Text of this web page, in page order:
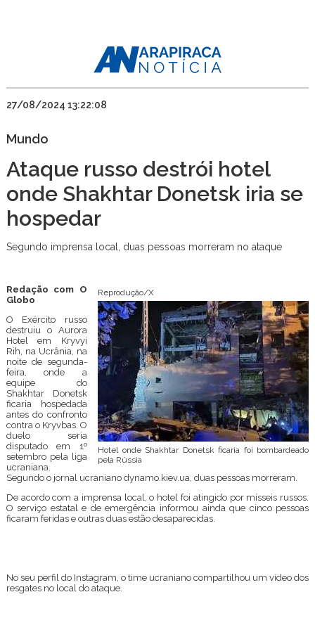
27/08/2024 13:22:08
Mundo
Ataque russo destrói hotel
onde Shakhtar Donetsk iria se
hospedar
Segundo imprensa local, duas pessoas morreram no ataque
Reprodução/X
Hotel onde Shakhtar Donetsk ficaria foi bombardeado
pela Rússia
Redação com O
Globo
O Exército russo
destruiu o Aurora
Hotel em Kryvyi
Rih, na Ucrânia, na
noite de segunda-
feira, onde a
equipe do
Shakhtar Donetsk
ficaria hospedada
antes do confronto
contra o Kryvbas. O
duelo seria
disputado em 1º
setembro pela liga
ucraniana.
Segundo o jornal ucraniano dynamo.kiev.ua, duas pessoas morreram.
De acordo com a imprensa local, o hotel foi atingido por mísseis russos.
O serviço estatal e de emergência informou ainda que cinco pessoas
ficaram feridas e outras duas estão desaparecidas.
No seu perfil do Instagram, o time ucraniano compartilhou um vídeo dos
resgates no local do ataque.